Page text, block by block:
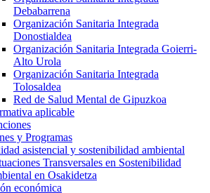
Debabarrena
Organización Sanitaria Integrada
Donostialdea
Organización Sanitaria Integrada Goierri-
Alto Urola
Organización Sanitaria Integrada
Tolosaldea
Red de Salud Mental de Gipuzkoa
aplicable
y Programas
asistencial y sostenibilidad ambiental
Transversales en Sostenibilidad
en Osakidetza
económica